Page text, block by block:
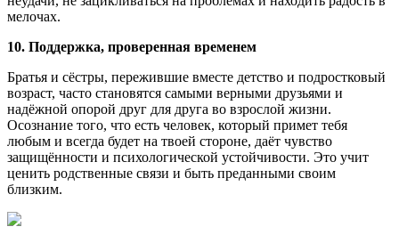
мелочах.
10. Поддержка, проверенная временем
Братья и сёстры, пережившие вместе детство и подростковый
возраст, часто становятся самыми верными друзьями и
надёжной опорой друг для друга во взрослой жизни.
Осознание того, что есть человек, который примет тебя
любым и всегда будет на твоей стороне, даёт чувство
защищённости и психологической устойчивости. Это учит
ценить родственные связи и быть преданными своим
близким.